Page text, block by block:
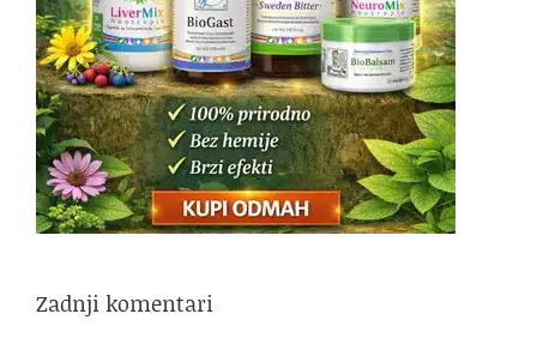
Zadnji komentari